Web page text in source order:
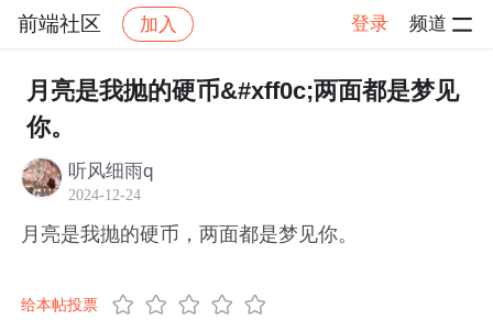
前端社区 加入 登录 频道
社区 前端社区 感慨 帖子详情
月亮是我抛的硬币&#xff0c;两面都是梦见
你。
听风细雨q
2024-12-24
月亮是我抛的硬币，两面都是梦见你。
给本帖投票